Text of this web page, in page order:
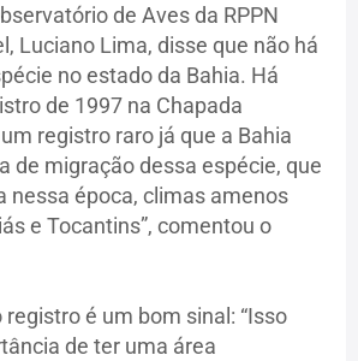
de Aves da RPPN
Luciano Lima, disse que não há
no estado da Bahia. Há
de 1997 na Chapada
registro raro já que a Bahia
de migração dessa espécie, que
nessa época, climas amenos
e Tocantins”, comentou o
registro é um bom sinal: “Isso
de ter uma área